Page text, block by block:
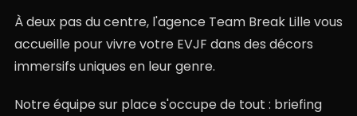
À deux pas du centre, l'agence Team Break Lille vous
accueille pour vivre votre EVJF dans des décors
immersifs uniques en leur genre.
Notre équipe sur place s'occupe de tout : briefing